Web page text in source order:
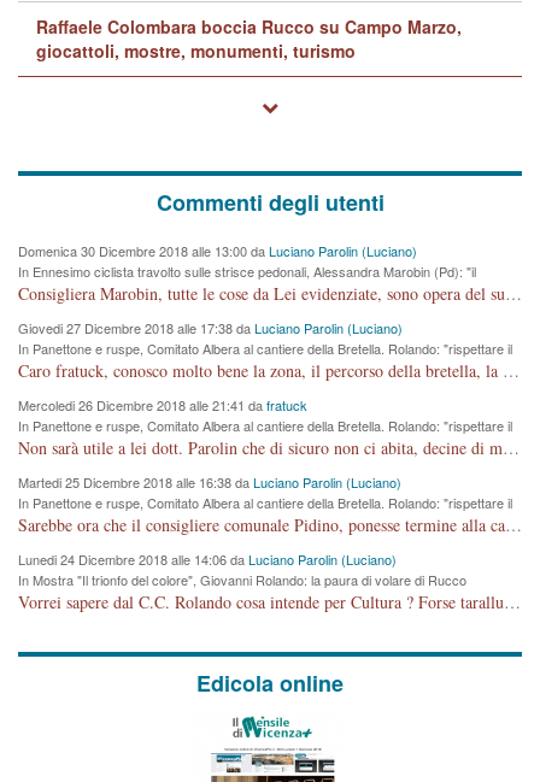
Raffaele Colombara boccia Rucco su Campo Marzo,
giocattoli, mostre, monumenti, turismo
Commenti degli utenti
Domenica 30 Dicembre 2018 alle 13:00 daLuciano Parolin (Luciano)
In Ennesimo ciclista travolto sulle strisce pedonali, Alessandra Marobin (Pd): "il
Comune si svegli"
Consigliera Marobin, tutte le cose da Lei evidenziate, sono opera del suo ex Assessore e compagno di Partito Antonio Marco Dalla Pozza Assessore alla "progettazione" di piste ciclabili e altre porcherie. A lui manderei il conto da saldare per incidenti e danni alle persone. E' ora che "finiamola." Avete perso rassegnatevi. qui IL SINDACO RUCCO NON C'ENTRA PER NIENTE. CAPITO!!!!!!!! Amen.
Giovedi 27 Dicembre 2018 alle 17:38 daLuciano Parolin (Luciano)
In Panettone e ruspe, Comitato Albera al cantiere della Bretella. Rolando: "rispettare il
cronoprogramma"
Caro fratuck, conosco molto bene la zona, il percorso della bretella, la situazione dei cittadini, abito in Viale Trento. A partire dal 2003 ho partecipato al Comitato di Maddalene pro bretella, e a riunioni propositive per apportare modifiche al progetto. Numerose mie foto del territorio sono arrivate a Roma, altri miei interventi (non graditi dalla Sx) sono stati pubblicati dal GdV, assieme ad altri come Ciro Asproso, ora favorevole alla bretella. Ho partecipato alla raccolta firme per la chiusura della strada x 5 giorni eseguita dal Sindaco Hullwech per sforamento 180 Micro/g. Pertanto come impegno per la tematica sono apposto con la coscienza. Ora il Progetto è partito, fine! Voglio dire che la nuova Giunta "comunale" non c'entra più. L'opera sarà "malauguratamente" eseguita, ma non con il mio placet. Il Consigliere Comunale dovrebbe capire che la campagna elettorale è finita, con buona pace di tutti. Quello che invece dovrebbe interessare è la proprietà della strada, dall'uscita autostradale Ovest, sino alla Rotatoria dell'Albara, vi sono tre possessori: Autostrade SpA; La Provincia, il Comune. Come la mettiamo per il futuro ? I costi, da 50 sono saliti a 100 milioni di € come dire 20 milioni a KM (!) da non credere. Comunque si farà. Ma nessuno canti Vittoria, anzi meglio non farne un ulteriore fatto "partitico" per questioni elettorali o di seggio. Se mi manda la sua mail, sono disponibile ad inviare i documenti e le foto sopra descritte. Con ossequi, Luciano Parolin
Mercoledi 26 Dicembre 2018 alle 21:41 dafratuck
In Panettone e ruspe, Comitato Albera al cantiere della Bretella. Rolando: "rispettare il
cronoprogramma"
Non sarà utile a lei dott. Parolin che di sicuro non ci abita, decine di migliaia di TIR, automobili e padroncini che passano quotidianamente per una strada appena rotabile, non è più possibile stendere i panni, attraversare la strada senza rischiare la morte, le case stanno crepando, i tempi sono cambiati e la bretella non passerà assolutamente per maddalene (ma cosa sta a dire?!), dia invece responsabilità a chi ha costruito tagliando la strada che doveva invece terminare a isola vicentina e non al moracchino lasciando Motta di Costabissara ancora in panne di traffico. I tempi sono cambiati dottore e se l'anagrafe della vita stagna nell'essere umano impressioni conservatrici, la società non le considera perchè va avanti, si industrializza e ha bisogno di infrastrutture e di sviluppo. Ultima considerazione, se è geloso di Rolando perchè vede in lui solo campagne politiche mentre si difendono i SOLI diritti dei cittadini, la preghiamo faccia considerazioni più appropriate. Saluti e complimenti per i suoi scritti.
Martedi 25 Dicembre 2018 alle 16:38 daLuciano Parolin (Luciano)
In Panettone e ruspe, Comitato Albera al cantiere della Bretella. Rolando: "rispettare il
cronoprogramma"
Sarebbe ora che il consigliere comunale Pidino, ponesse termine alla campagna elettorale nel territorio del suo seggio Villaggio del Sole. La tiraca è iniziata, distruggerà 6 km di prateria ovest della città, ricca di fonti e sorgenti d'acqua. I cittadini di Maddalene non avranno più Pace la notte. Molta colpa per la costruzione di questa Strada è proprio del signor Rolando,dei suoi gazebo mobili e che vuol far passare questa opera VANDALICA come progetto "utile" a chi ? Non è cosa seria sig. Rolando!
Lunedi 24 Dicembre 2018 alle 14:06 daLuciano Parolin (Luciano)
In Mostra "Il trionfo del colore", Giovanni Rolando: la paura di volare di Rucco
Vorrei sapere dal C.C. Rolando cosa intende per Cultura ? Forse tarallucci, vino e sagre, o spaghetti tricolori del PD ? Il continuo (s)parlare della mostra a Palazzo Chiericati caro consigliere DANNEGGIA FORTEMENTE l'immagine della città TUTTA e fa deviare i consensi che in RUSSIA (badi bene ex U.R.S.S.) sono ECCELLENTI. A livello artistico l'evento è di alta Valenza culturale, COMPITO di Tutta la Cittadinanza fare il possibile per propagandare l'iniziativa senza farne UN CASO PARTITICO come fa Lei da sempre. Meno Gazebo + Partecipazione! E così sia. Amen.
Edicola online